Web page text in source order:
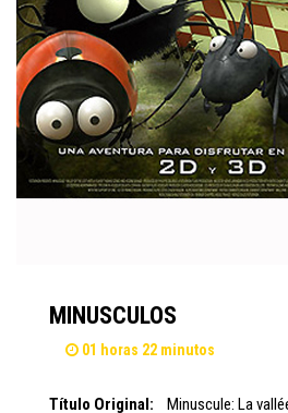
MINUSCULOS
01 horas 22 minutos
Título Original:
Minuscule: La